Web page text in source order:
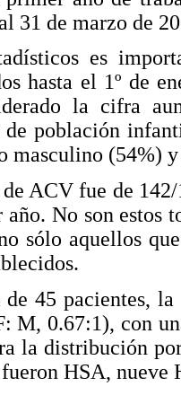
31 de marzo de
es
hasta el 1º de
la cifra
población
masculino (54%)
ACV fue de 142/
año. No son estos
sólo aquellos
de 45 pacientes,
M, 0.67:1), con
la distribución
HSA, nueve